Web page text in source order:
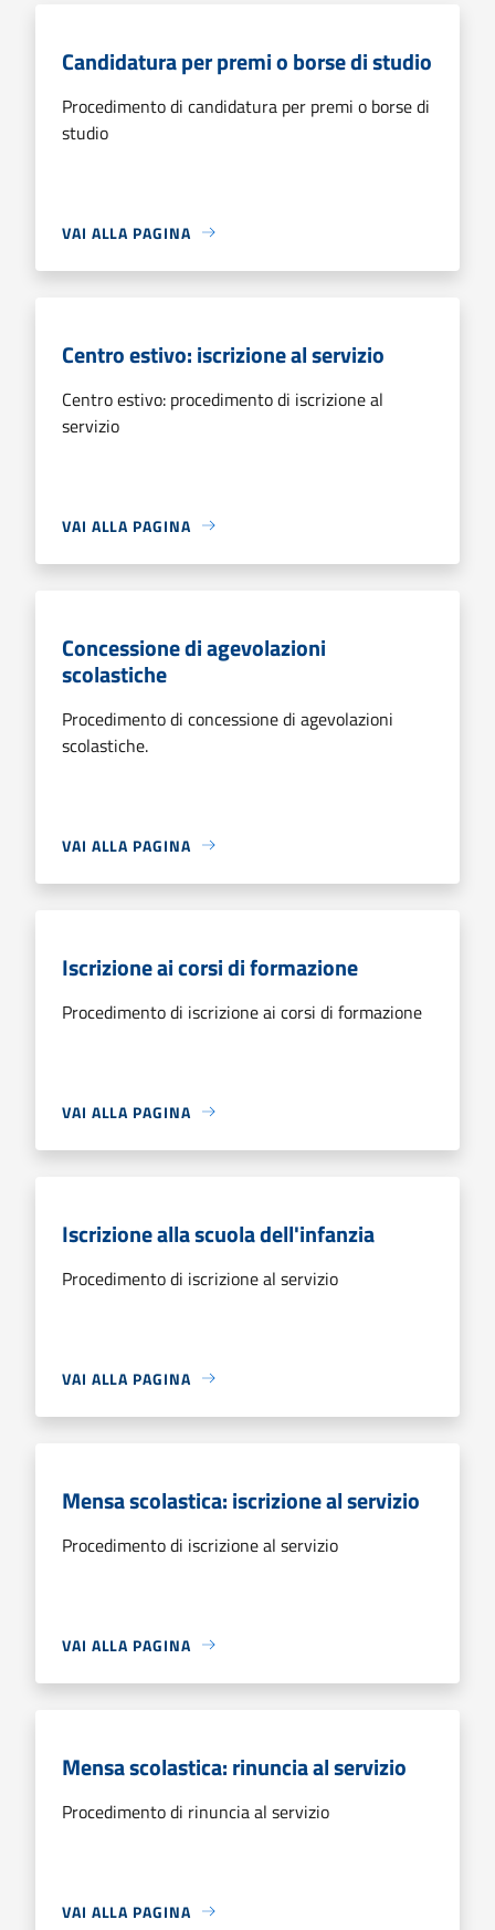
Candidatura per premi o borse di studio
Procedimento di candidatura per premi o borse di
studio
VAI ALLA PAGINA
Centro estivo: iscrizione al servizio
Centro estivo: procedimento di iscrizione al
servizio
VAI ALLA PAGINA
Concessione di agevolazioni
scolastiche
Procedimento di concessione di agevolazioni
scolastiche.
VAI ALLA PAGINA
Iscrizione ai corsi di formazione
Procedimento di iscrizione ai corsi di formazione
VAI ALLA PAGINA
Iscrizione alla scuola dell'infanzia
Procedimento di iscrizione al servizio
VAI ALLA PAGINA
Mensa scolastica: iscrizione al servizio
Procedimento di iscrizione al servizio
VAI ALLA PAGINA
Mensa scolastica: rinuncia al servizio
Procedimento di rinuncia al servizio
VAI ALLA PAGINA